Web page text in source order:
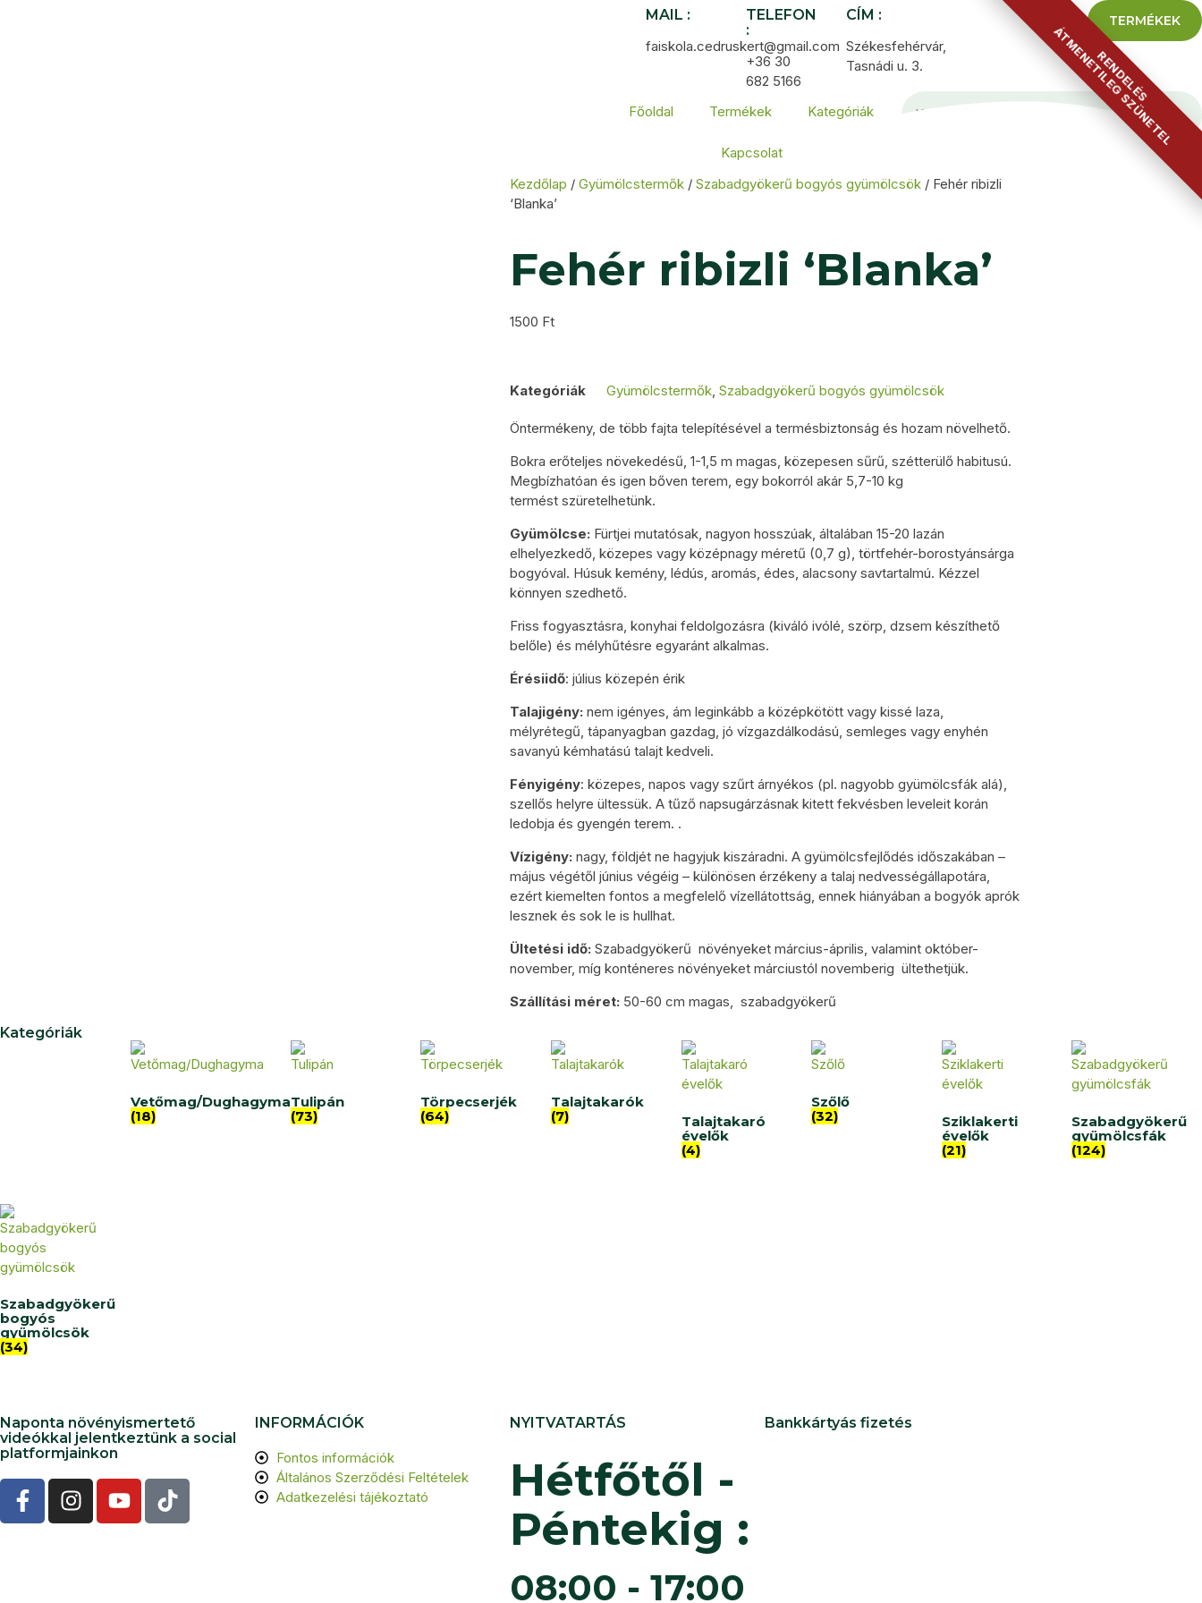
RENDELÉS
ÁTMENETILEG SZÜNETEL
MAIL :
faiskola.cedruskert@gmail.com
TELEFON
:
+36 30
682 5166
CÍM :
Székesfehérvár,
Tasnádi u. 3.
TERMÉKEK
Főoldal Termékek Kategóriák
Kapcsolat
Kezdőlap / Gyümölcstermők / Szabadgyökerű bogyós gyümölcsök / Fehér ribizli
‘Blanka’
Fehér ribizli ‘Blanka’
1500 Ft
Kategóriák Gyümölcstermők, Szabadgyökerű bogyós gyümölcsök
Öntermékeny, de több fajta telepítésével a termésbiztonság és hozam növelhető.
Bokra erőteljes növekedésű, 1-1,5 m magas, közepesen sűrű, szétterülő habitusú.
Megbízhatóan és igen bőven terem, egy bokorról akár 5,7-10 kg
termést szüretelhetünk.
Gyümölcse: Fürtjei mutatósak, nagyon hosszúak, általában 15-20 lazán
elhelyezkedő, közepes vagy középnagy méretű (0,7 g), törtfehér-borostyánsárga
bogyóval. Húsuk kemény, lédús, aromás, édes, alacsony savtartalmú. Kézzel
könnyen szedhető.
Friss fogyasztásra, konyhai feldolgozásra (kiváló ivólé, szörp, dzsem készíthető
belőle) és mélyhűtésre egyaránt alkalmas.
Érésiidő: július közepén érik
Talajigény: nem igényes, ám leginkább a középkötött vagy kissé laza,
mélyrétegű, tápanyagban gazdag, jó vízgazdálkodású, semleges vagy enyhén
savanyú kémhatású talajt kedveli.
Fényigény: közepes, napos vagy szűrt árnyékos (pl. nagyobb gyümölcsfák alá),
szellős helyre ültessük. A tűző napsugárzásnak kitett fekvésben leveleit korán
ledobja és gyengén terem. .
Vízigény: nagy, földjét ne hagyjuk kiszáradni. A gyümölcsfejlődés időszakában –
május végétől június végéig – különösen érzékeny a talaj nedvességállapotára,
ezért kiemelten fontos a megfelelő vízellátottság, ennek hiányában a bogyók aprók
lesznek és sok le is hullhat.
Ültetési idő: Szabadgyökerű növényeket március-április, valamint október-
november, míg konténeres növényeket márciustól novemberig ültethetjük.
Szállítási méret: 50-60 cm magas, szabadgyökerű
Kategóriák
Vetőmag/Dughagyma
(18)
Tulipán
(73)
Törpecserjék
(64)
Talajtakarók
(7)
Talajtakaró
évelők
(4)
Szőlő
(32)
Sziklakerti
évelők
(21)
Szabadgyökerű
gyümölcsfák
(124)
Szabadgyökerű
bogyós
gyümölcsök
(34)
Naponta növényismertető
videókkal jelentkeztünk a social
platformjainkon
INFORMÁCIÓK
Fontos információk
Általános Szerződési Feltételek
Adatkezelési tájékoztató
NYITVATARTÁS
Hétfőtől -
Péntekig :
08:00 - 17:00
Bankkártyás fizetés